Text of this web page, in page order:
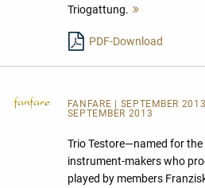
Triogattung.
PDF-Download
FANFARE
| SEPTEMBER
SEPTEMBER 2013
Trio Testore—named for
instrument-makers who
played by members